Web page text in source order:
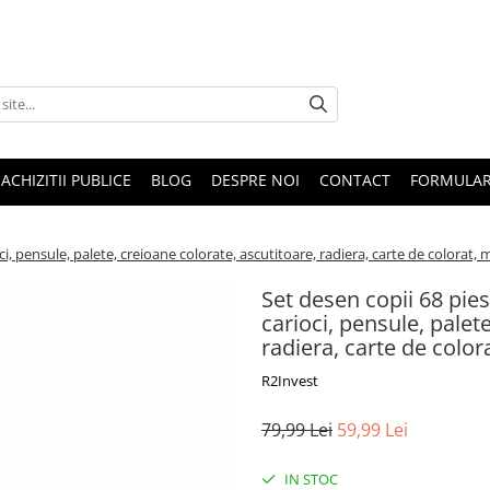
ACHIZITII PUBLICE BLOG DESPRE NOI CONTACT
pensule, palete, creioane colorate, ascutitoare, radiera, carte de colorat,
Set desen copii 68
carioci, pensule,
radiera, carte de
R2Invest
79,99 Lei 59,99 Lei
IN STOC